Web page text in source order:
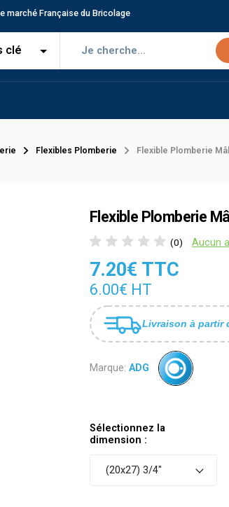
marché Française du Bricolage
Flexibles Plomberie Flexible Plomberie
Flexible Plomberie
(0) Aucun
7.20€ TTC
6.00€ HT
Livraison à partir
Marque: ADG
Sélectionnez la
dimension :
(20x27) 3/4"